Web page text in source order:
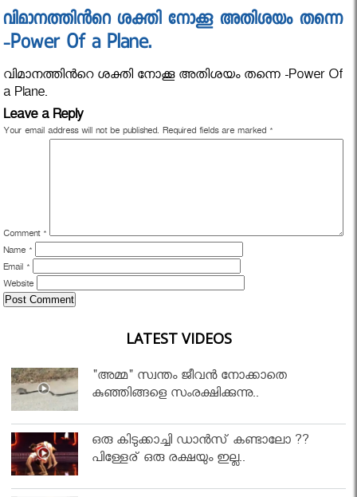
വിമാനത്തിന്‍റെ ശക്തി നോക്കൂ അതിശയം തന്നെ
-Power Of a Plane.
വിമാനത്തിന്‍റെ ശക്തി നോക്കൂ അതിശയം തന്നെ -Power Of
a Plane.
Leave a Reply
Your email address will not be published. Required fields are marked *
Comment *
Name *
Email *
Website
LATEST VIDEOS
"അമ്മ" സ്വന്തം ജീവൻ നോക്കാതെ
കുഞ്ഞിങ്ങളെ സംരക്ഷിക്കുന്നു..
ഒരു കിടുക്കാച്ചി ഡാൻസ് കണ്ടാലോ ??
പിള്ളേര് ഒരു രക്ഷയും ഇല്ല..